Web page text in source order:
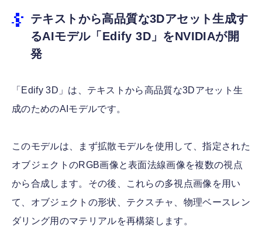
テキストから高品質な3Dアセット生成す
るAIモデル「Edify 3D」をNVIDIAが開
発
「Edify 3D」は、テキストから高品質な3Dアセット生
成のためのAIモデルです。
このモデルは、まず拡散モデルを使用して、指定された
オブジェクトのRGB画像と表面法線画像を複数の視点
から合成します。その後、これらの多視点画像を用い
て、オブジェクトの形状、テクスチャ、物理ベースレン
ダリング用のマテリアルを再構築します。